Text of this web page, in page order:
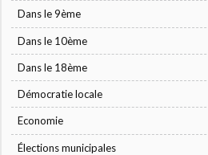
Dans le 9ème
Dans le 10ème
Dans le 18ème
Démocratie locale
Economie
Élections municipales